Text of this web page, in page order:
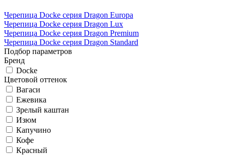
Черепица Docke серия Dragon Europa
Черепица Docke серия Dragon Lux
Черепица Docke серия Dragon Premium
Черепица Docke серия Dragon Standard
Подбор параметров
Бренд
Docke
Цветовой оттенок
Вагаси
Ежевика
Зрелый каштан
Изюм
Капучино
Кофе
Красный